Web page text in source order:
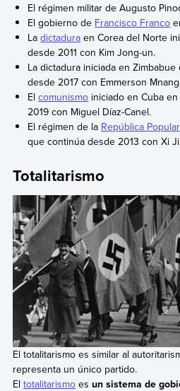
El régimen militar de Augusto
El gobierno de Francisco Franco
Ladictadura en Corea del Norte
desde 2011 con Kim Jong-un.
La dictadura iniciada en
desde 2017 con Emmerson
Elcomunismo iniciado en Cuba
2019 con Miguel Díaz-Canel.
El régimen de la República
que continúa desde 2013 con Xi
Totalitarismo
El totalitarismo es similar al
representa un único partido.
El totalitarismoes un sistema de